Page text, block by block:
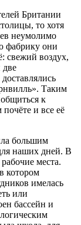
Британии
то хотя
неумолимо
фабрику они
свежий воздух,
две
Таким
к
и все её
большим
наших дней. В
места.
котором
имелась
или
бассейн и